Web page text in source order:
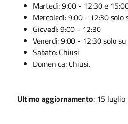
Martedì: 9:00 - 12:30 e
Mercoledì: 9:00 - 12:30 solo
Giovedì: 9:00 - 12:30
Venerdì: 9:00 - 12:30 solo
Sabato: Chiusi
Domenica: Chiusi.
Ultimo aggiornamento: 15